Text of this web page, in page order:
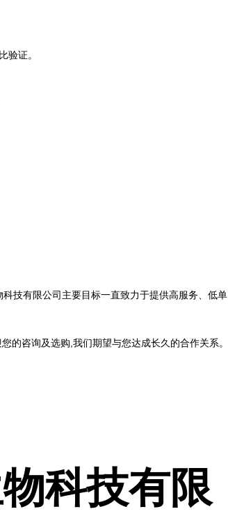
验证。
技有限公司主要目标一直致力于提供高服务、低单
的咨询及选购,我们期望与您达成长久的合作关系。
科技有限